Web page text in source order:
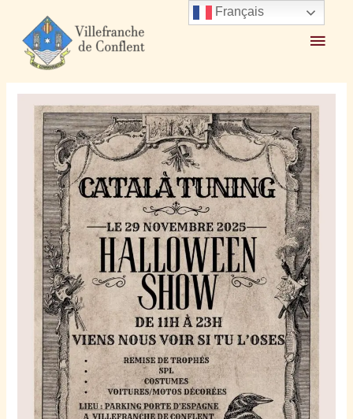
Accueil 2025 novembre
Catalàtuning Halloween Show 29 novembre 2025
Villefranche de Conflent
Français